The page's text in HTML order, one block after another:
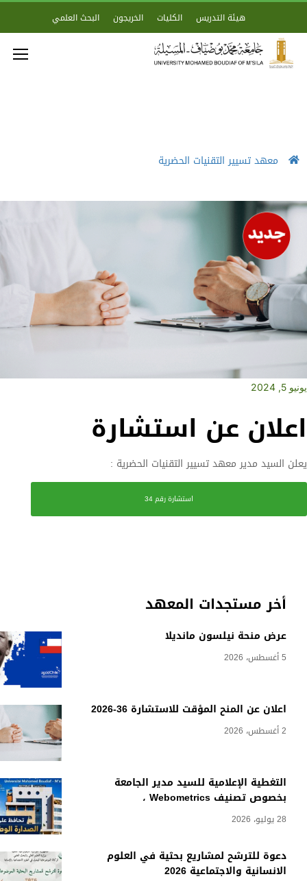
هيئة التدريس الكليات الخريجون البحث العلمي
معهد تسيير التقنيات الحضرية
أخر مستجدات المعهد
عرض منحة نيلسون مانديلا
5 أغسطس، 2026
اعلان عن المنح المؤقت للاستشارة 36-2026
2 أغسطس، 2026
التغطية الإعلامية للسيد مدير الجامعة
بخصوص تصنيف Webometrics ،
28 يوليو، 2026
دعوة للترشح لمشاريع بحثية في العلوم
الانسانية والاجتماعية 2026
يونيو 5, 2024
اعلان عن استشارة
يعلن السيد مدير معهد تسيير التقنيات الحضرية :
استشارة رقم 34